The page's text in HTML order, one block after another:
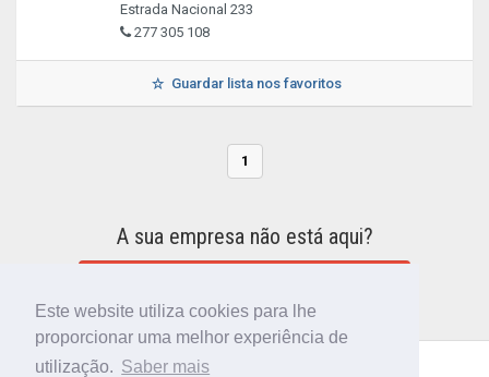
Este website utiliza cookies para lhe
proporcionar uma melhor experiência de
utilização. Saber mais
Estrada Nacional 233
277 305 108
Guardar lista nos favoritos
1
A sua empresa não está aqui?